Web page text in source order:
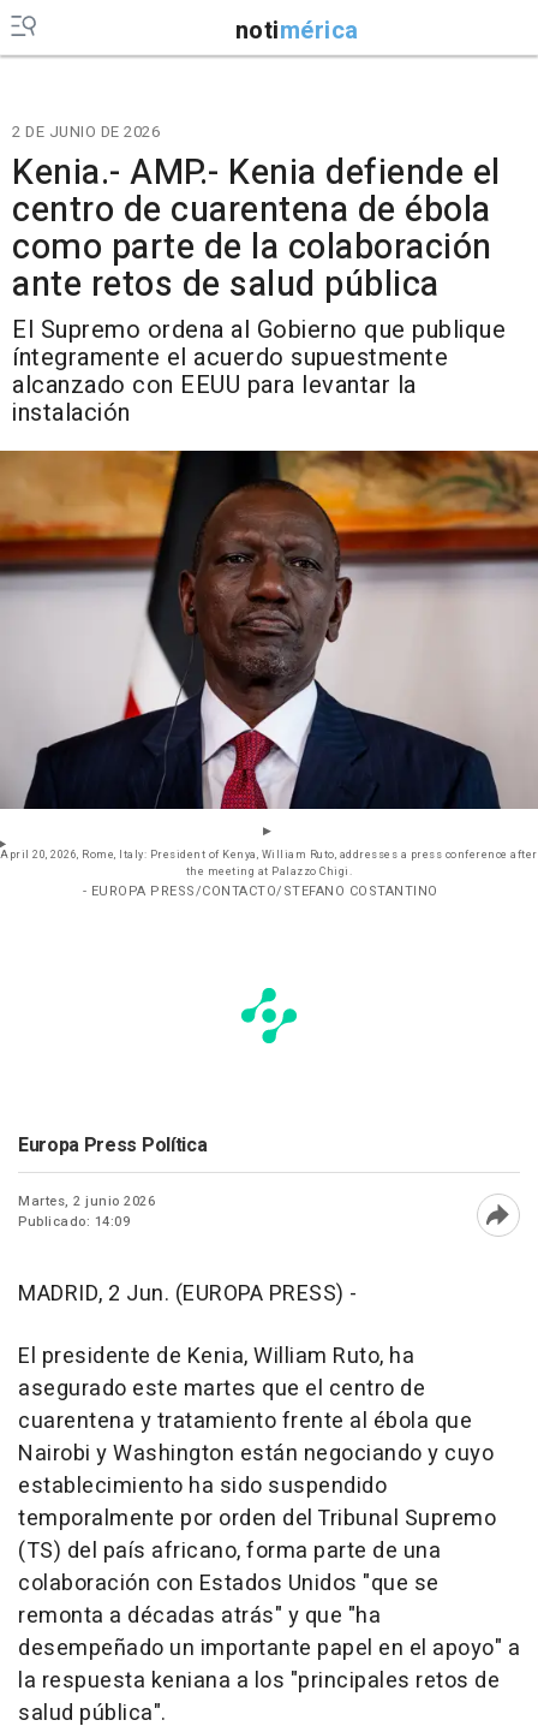
notimérica
2 DE JUNIO DE 2026
Kenia.- AMP.- Kenia defiende el
centro de cuarentena de ébola
como parte de la colaboración
ante retos de salud pública
El Supremo ordena al Gobierno que publique
íntegramente el acuerdo supuestmente
alcanzado con EEUU para levantar la
instalación
April 20, 2026, Rome, Italy: President of Kenya, William Ruto, addresses a press conference after
the meeting at Palazzo Chigi.
- EUROPA PRESS/CONTACTO/STEFANO COSTANTINO
Europa Press Política
Martes, 2 junio 2026
Publicado: 14:09
MADRID, 2 Jun. (EUROPA PRESS) -
El presidente de Kenia, William Ruto, ha
asegurado este martes que el centro de
cuarentena y tratamiento frente al ébola que
Nairobi y Washington están negociando y cuyo
establecimiento ha sido suspendido
temporalmente por orden del Tribunal Supremo
(TS) del país africano, forma parte de una
colaboración con Estados Unidos "que se
remonta a décadas atrás" y que "ha
desempeñado un importante papel en el apoyo" a
la respuesta keniana a los "principales retos de
salud pública".